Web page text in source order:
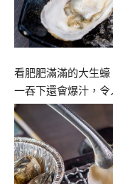
看肥肥滿滿的大生
一吞下還會爆汁，令